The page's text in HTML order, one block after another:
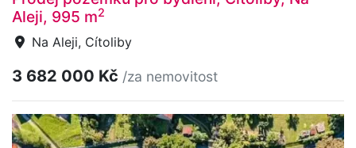
Aleji, 995 m2
Na Aleji, Cítoliby
3 682 000 Kč /za nemovitost